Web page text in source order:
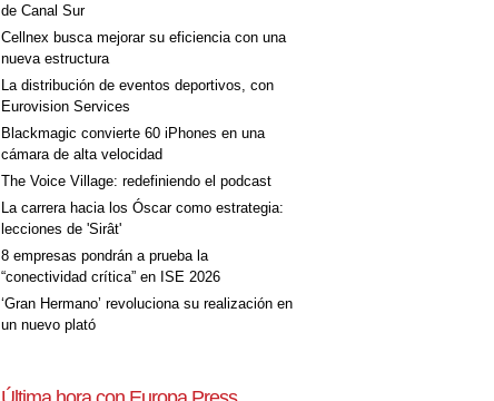
de Canal Sur
Cellnex busca mejorar su eficiencia con una
nueva estructura
La distribución de eventos deportivos, con
Eurovision Services
Blackmagic convierte 60 iPhones en una
cámara de alta velocidad
The Voice Village: redefiniendo el podcast
La carrera hacia los Óscar como estrategia:
lecciones de 'Sirât'
8 empresas pondrán a prueba la
“conectividad crítica” en ISE 2026
‘Gran Hermano’ revoluciona su realización en
un nuevo plató